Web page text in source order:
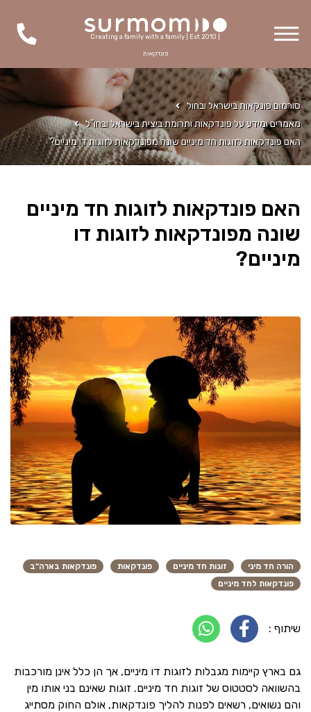
Creating a family with a family | Est 2010 |
פונדקאות
סורמום פונקאות בישראל ובחול
מאמרים ומידע על פונדקאות ותרומת ביצית בישראל ובחו"ל
האם פונדקאות לזוגות חד מיניים שונה מפונדקאות לזוגות דו מיניים?
האם פונדקאות לזוגות חד מיניים
שונה מפונדקאות לזוגות דו
מיניים?
הורה חד מיני זוגות חד מיניים פונדקאות
פונדקאות בארה"ב
פונדקאות לחד מיניים
שיתוף :
גם בארץ קיימות מגבלות לזוגות דו מיניים, אך הן כלל אינן מורכבות
בהשוואה לסטטוס של זוגות חד מיניים. זוגות שאינם בני אותו מין
והם נשואים, רשאים לפנות להליך פונדקאות, אולם החוק מסתייג